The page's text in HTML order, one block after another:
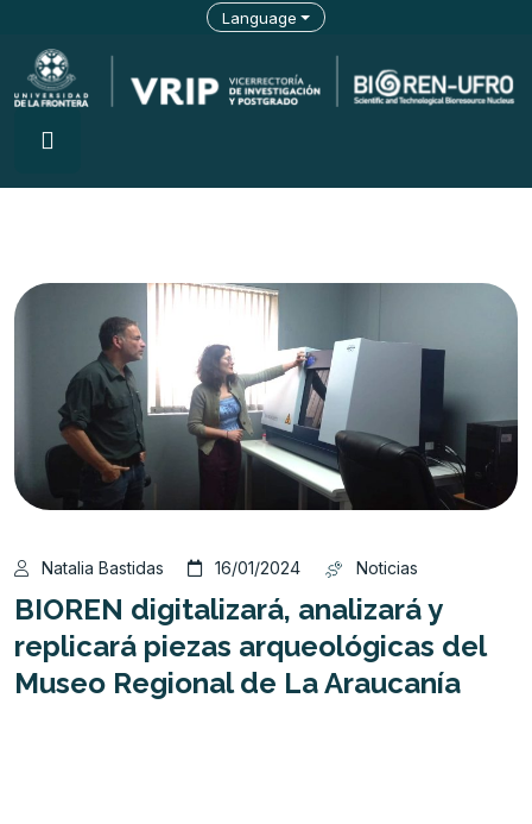
Language
Natalia Bastidas 16/01/2024 Noticias
BIOREN digitalizará, analizará y
replicará piezas arqueológicas del
Museo Regional de La Araucanía